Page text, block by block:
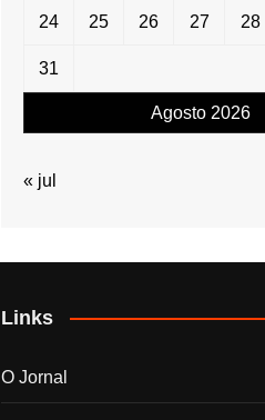
Agosto 2026
24 25 26 27 28
31
« jul
Links
O Jornal